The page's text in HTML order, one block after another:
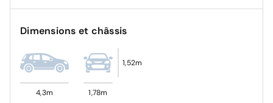
Dimensions et châssis
4,3m 1,78m
1,52m